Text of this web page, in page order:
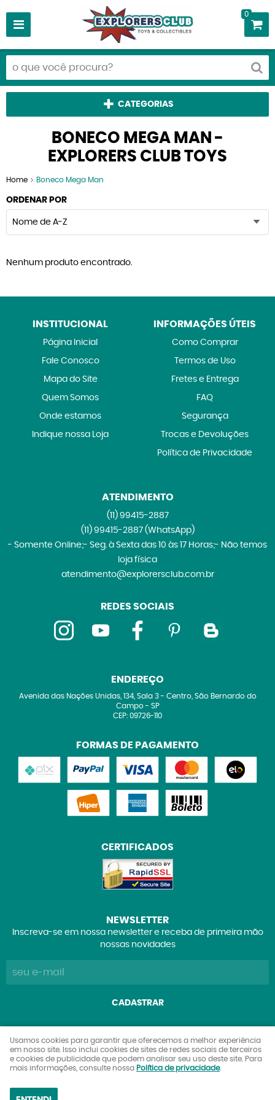
0
CATEGORIAS
BONECO MEGA MAN -
EXPLORERS CLUB TOYS
Home Boneco Mega Man
ORDENAR POR
Nome de A-Z
Nenhum produto encontrado.
INSTITUCIONAL
Página Inicial
Fale Conosco
Mapa do Site
Quem Somos
Onde estamos
Indique nossa Loja
INFORMAÇÕES ÚTEIS
Como Comprar
Termos de Uso
Fretes e Entrega
FAQ
Segurança
Trocas e Devoluções
Política de Privacidade
ATENDIMENTO
(11)99415-2887
(11)99415-2887 (WhatsApp)
- Somente Online;- Seg. à Sexta das 10 às 17 Horas;- Não temos
loja física
atendimento@explorersclub.com.br
REDES SOCIAIS
ENDEREÇO
Avenida das Nações Unidas, 134, Sala 3- Centro, São Bernardo do
Campo- SP
CEP: 09726-110
FORMAS DE PAGAMENTO
CERTIFICADOS
NEWSLETTER
Inscreva-se em nossa newsletter e receba de primeira mão
nossas novidades
CADASTRAR
Explorers Club Comércio de Brinquedos e Colecionáveis
Ltda
CNPJ: 27.842.089/0001-90
Usamos cookies para garantir que oferecemos a melhor experiência
em nosso site. Isso inclui cookies de sites de redes sociais de terceiros
e cookies de publicidade que podem analisar seu uso deste site. Para
mais informações, consulte nossa Política de privacidade.